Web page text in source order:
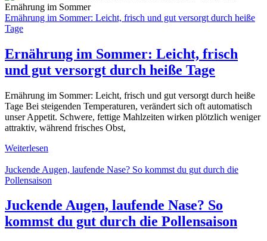
Ernährung im Sommer: Leicht, frisch und gut versorgt durch heiße
Tage
Ernährung im Sommer: Leicht, frisch
und gut versorgt durch heiße Tage
Ernährung im Sommer: Leicht, frisch und gut versorgt durch heiße
Tage Bei steigenden Temperaturen, verändert sich oft automatisch
unser Appetit. Schwere, fettige Mahlzeiten wirken plötzlich weniger
attraktiv, während frisches Obst,
Weiterlesen
Juckende Augen, laufende Nase? So kommst du gut durch die
Pollensaison
Juckende Augen, laufende Nase? So
kommst du gut durch die Pollensaison